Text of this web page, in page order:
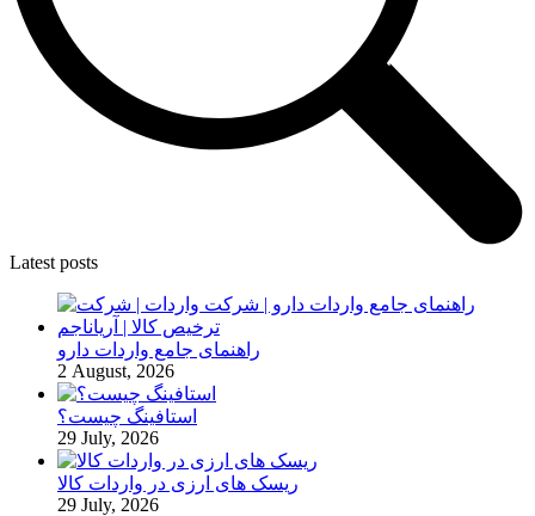
Latest posts
راهنمای جامع واردات دارو
2 August, 2026
استافینگ چیست؟
29 July, 2026
ریسک های ارزی در واردات کالا
29 July, 2026